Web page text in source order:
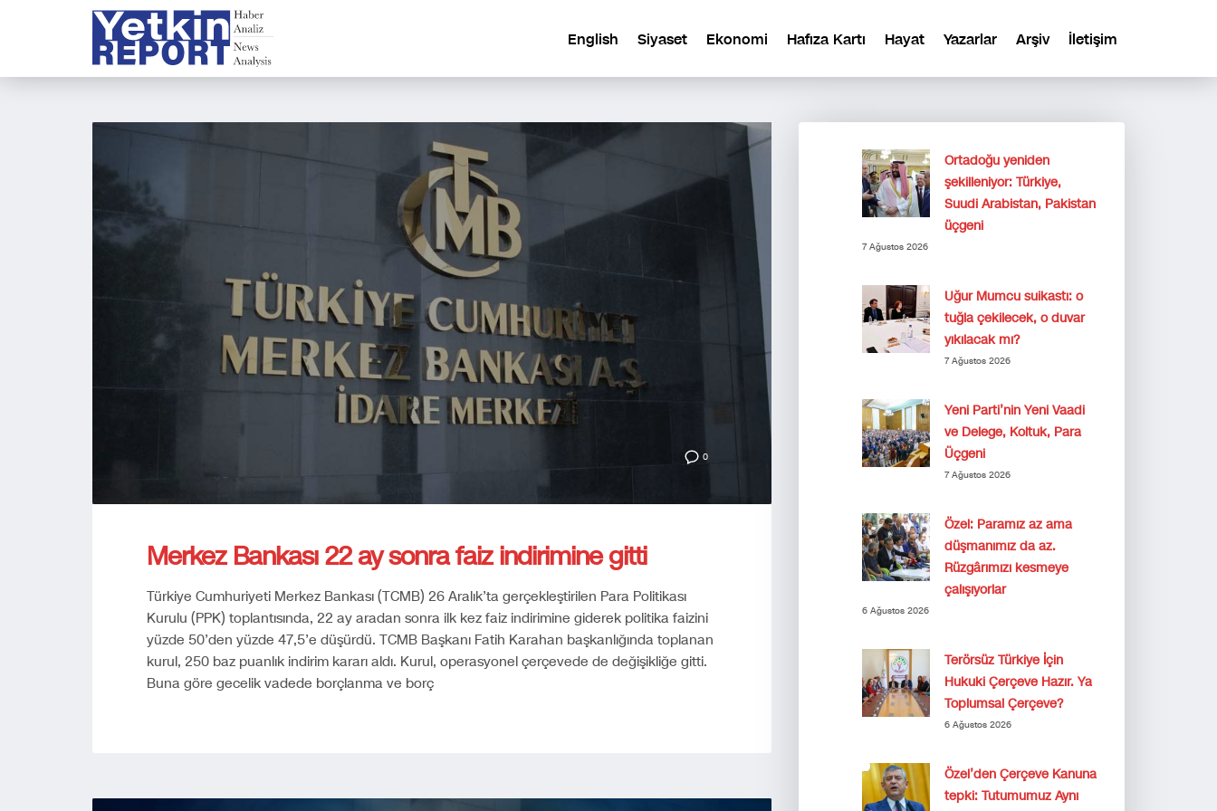
English Siyaset Ekonomi Hafıza Kartı Hayat Yazarlar Arşiv İletişim
0
Merkez Bankası 22 ay sonra faiz indirimine gitti
Türkiye Cumhuriyeti Merkez Bankası (TCMB) 26 Aralık’ta gerçekleştirilen Para Politikası
Kurulu (PPK) toplantısında, 22 ay aradan sonra ilk kez faiz indirimine giderek politika faizini
yüzde 50’den yüzde 47,5’e düşürdü. TCMB Başkanı Fatih Karahan başkanlığında toplanan
kurul, 250 baz puanlık indirim kararı aldı. Kurul, operasyonel çerçevede de değişikliğe gitti.
Buna göre gecelik vadede borçlanma ve borç
Ortadoğu yeniden
şekilleniyor: Türkiye,
Suudi Arabistan, Pakistan
üçgeni
7 Ağustos 2026
Uğur Mumcu suikastı: o
tuğla çekilecek, o duvar
yıkılacak mı?
7 Ağustos 2026
Yeni Parti’nin Yeni Vaadi
ve Delege, Koltuk, Para
Üçgeni
7 Ağustos 2026
Özel: Paramız az ama
düşmanımız da az.
Rüzgârımızı kesmeye
çalışıyorlar
6 Ağustos 2026
Terörsüz Türkiye İçin
Hukuki Çerçeve Hazır. Ya
Toplumsal Çerçeve?
6 Ağustos 2026
Özel’den Çerçeve Kanuna
tepki: Tutumumuz Aynı